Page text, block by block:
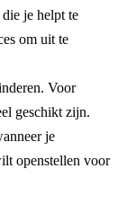
die je helpt te
om uit te
Voor
geschikt zijn.
je
openstellen voor